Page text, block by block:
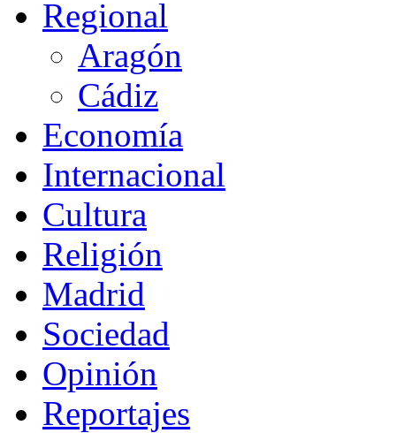
Regional
Aragón
Cádiz
Economía
Internacional
Cultura
Religión
Madrid
Sociedad
Opinión
Reportajes